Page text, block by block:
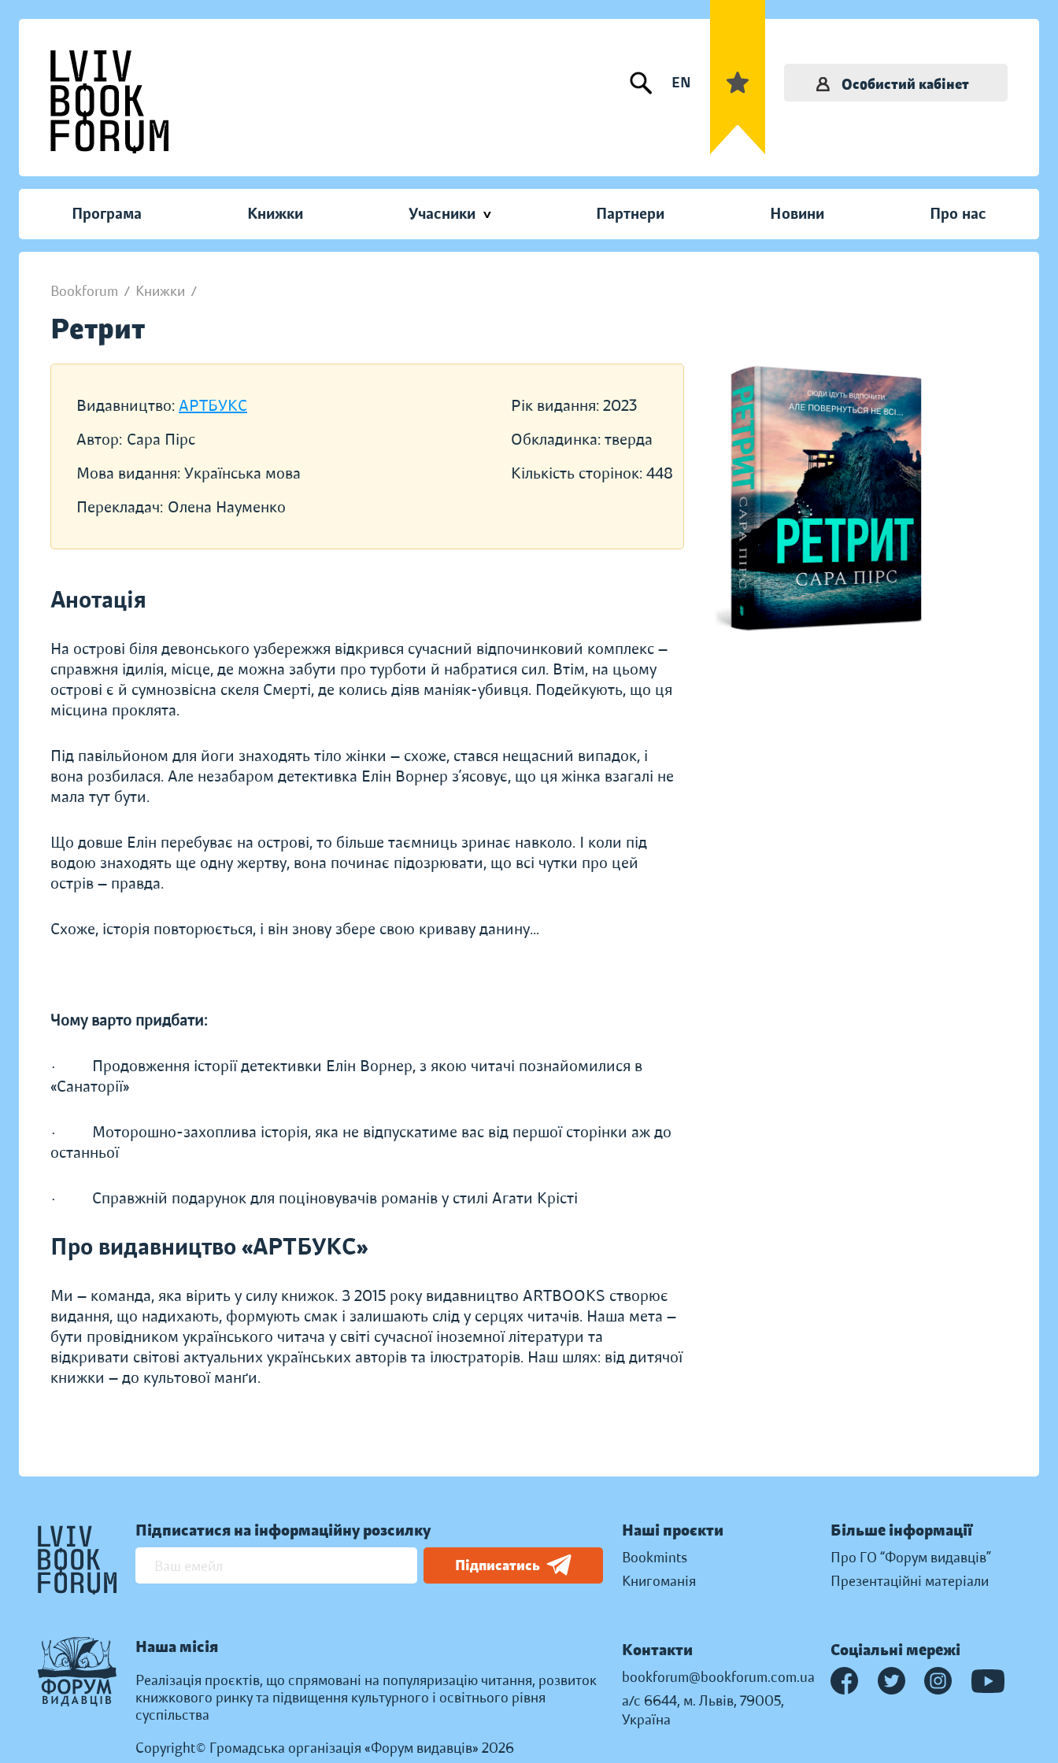
EN Особистий кабінет
Програма Книжки Учасники Партнери Новини Про нас
Bookforum / Книжки /
Ретрит
Видавництво: АРТБУКС
Автор: Сара Пірс
Мова видання: Українська мова
Перекладач: Олена Науменко
Рік видання: 2023
Обкладинка: тверда
Кількість сторінок: 448
Анотація
На острові біля девонського узбережжя відкрився сучасний відпочинковий комплекс —
справжня ідилія, місце, де можна забути про турботи й набратися сил. Втім, на цьому
острові є й сумнозвісна скеля Смерті, де колись діяв маніяк-убивця. Подейкують, що ця
місцина проклята.
Під павільйоном для йоги знаходять тіло жінки — схоже, стався нещасний випадок, і
вона розбилася. Але незабаром детективка Елін Ворнер з’ясовує, що ця жінка взагалі не
мала тут бути.
Що довше Елін перебуває на острові, то більше таємниць зринає навколо. І коли під
водою знаходять ще одну жертву, вона починає підозрювати, що всі чутки про цей
острів — правда.
Схоже, історія повторюється, і він знову збере свою криваву данину…
Чому варто придбати:
· Продовження історії детективки Елін Ворнер, з якою читачі познайомилися в
«Санаторії»
· Моторошно-захоплива історія, яка не відпускатиме вас від першої сторінки аж до
останньої
· Справжній подарунок для поціновувачів романів у стилі Агати Крісті
Про видавництво «АРТБУКС»
Ми — команда, яка вірить у силу книжок. З 2015 року видавництво ARTBOOKS створює
видання, що надихають, формують смак і залишають слід у серцях читачів. Наша мета —
бути провідником українського читача у світі сучасної іноземної літератури та
відкривати світові актуальних українських авторів та ілюстраторів. Наш шлях: від дитячої
книжки — до культової манґи.
Підписатися на інформаційну розсилку
Підписатись
Наша місія
Реалізація проєктів, що спрямовані на популяризацію читання, розвиток
книжкового ринку та підвищення культурного і освітнього рівня
суспільства
Copyright© Громадська організація «Форум видавців» 2026
Наші проєкти
Bookmints
Книгоманія
Більше інформації
Про ГО “Форум видавців”
Презентаційні матеріали
Контакти
bookforum@bookforum.com.ua
а/с 6644, м. Львів, 79005,
Україна
Соціальні мережі